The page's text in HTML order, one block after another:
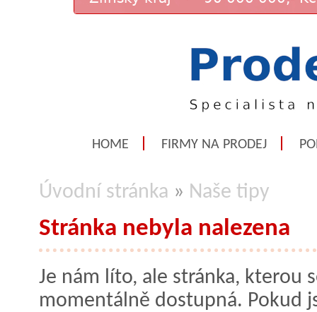
HOME FIRMY NA PRODEJ
Úvodní stránka » Naše tipy
Stránka nebyla nalezena
Je nám líto, ale stránka, kterou
momentálně dostupná. Pokud